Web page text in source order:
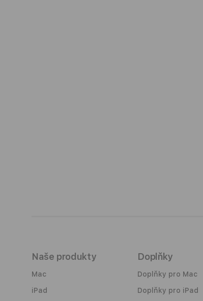
Naše produkty
Mac
iPad
Doplňky
Doplňky pro Mac
Doplňky pro iPad